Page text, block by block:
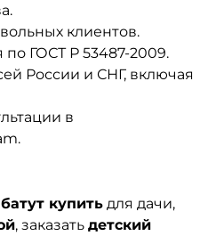
клиентов.
ГОСТ Р 53487-2009.
России и СНГ, включая
в
купить для дачи,
, заказать детский